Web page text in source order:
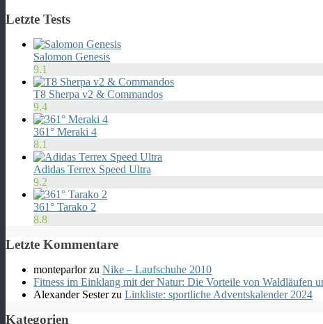
Letzte Tests
Salomon Genesis
9.1
T8 Sherpa v2 & Commandos
9.4
361° Meraki 4
8.1
Adidas Terrex Speed Ultra
9.2
361° Tarako 2
8.8
Letzte Kommentare
monteparlorzu Nike – Laufschuhe 2010
Fitness im Einklang mit der Natur: Die Vorteile von Waldläufen
Alexander Sesterzu Linkliste: sportliche Adventskalender 2024
Kategorien